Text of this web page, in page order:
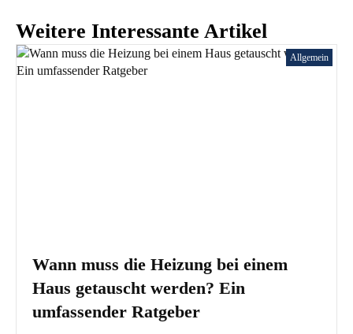
Weitere Interessante Artikel
Allgemein
Wann muss die Heizung bei einem
Haus getauscht werden? Ein
umfassender Ratgeber